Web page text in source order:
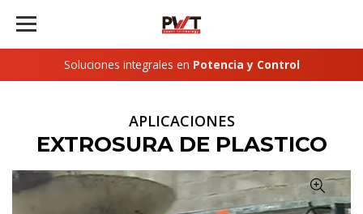
Soluciones integrales en Potencia y Control
APLICACIONES
EXTROSURA DE PLASTICO